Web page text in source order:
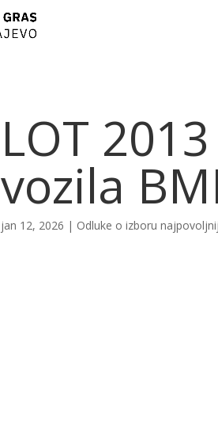
LOT
vozila
jan 12, 2026 | Odluke o izboru